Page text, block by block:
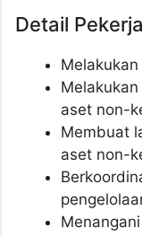
Detail
aset non-
Membuat
aset non-